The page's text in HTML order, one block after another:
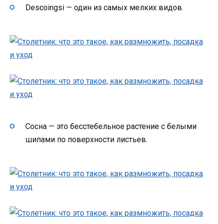
Descoingsi — один из самых мелких видов.
Сосна — это бесстебельное растение с белыми
шипами по поверхности листьев.